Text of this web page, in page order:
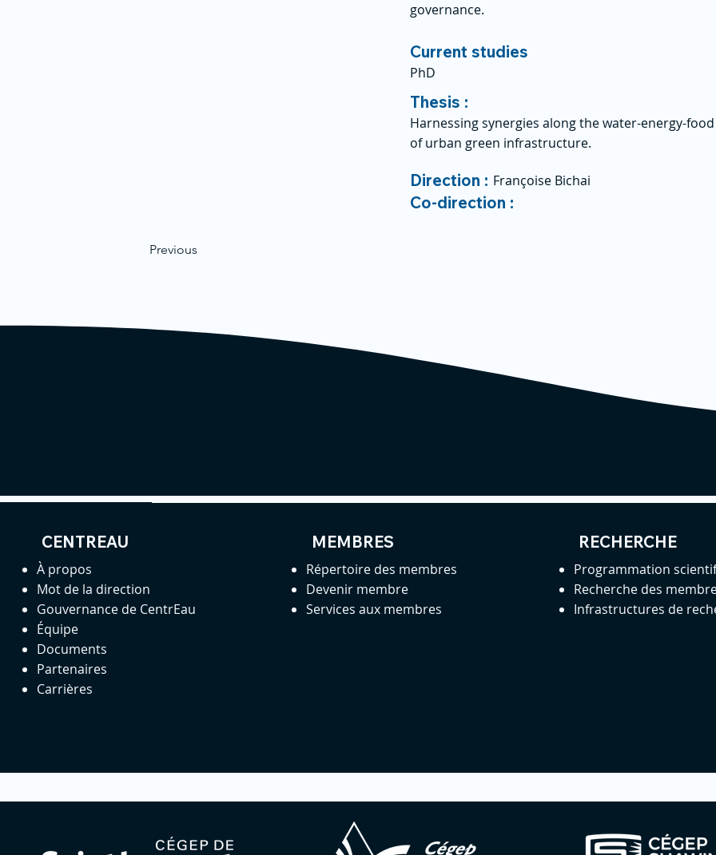
governance.
Current studies
PhD
Thesis :
Harnessing synergies along the water-energy-
of urban green infrastructure.
Previous
Direction : Françoise Bichai
Co-direction :
CENTREAU
À propos
Mot de la direction
Gouvernance de CentrEau
Équipe
Documents
Partenaires
Carrières
MEMBRES
Répertoire des membres
Devenir membre
Services aux membres
RECHERCHE
Programmation
Recherche des
Infrastructures de